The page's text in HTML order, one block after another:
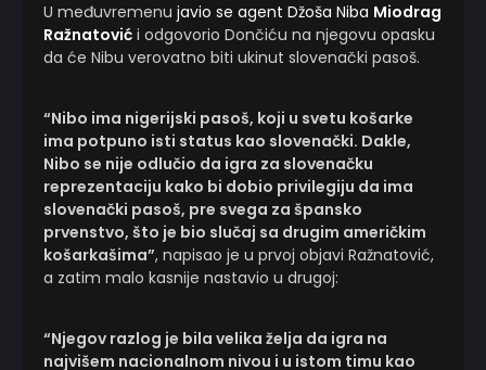
U međuvremenu javio se agent Džoša Niba Miodrag
Ražnatović i odgovorio Dončiću na njegovu opasku
da će Nibu verovatno biti ukinut slovenački pasoš.
“Nibo ima nigerijski pasoš, koji u svetu košarke
ima potpuno isti status kao slovenački. Dakle,
Nibo se nije odlučio da igra za slovenačku
reprezentaciju kako bi dobio privilegiju da ima
slovenački pasoš, pre svega za špansko
prvenstvo, što je bio slučaj sa drugim američkim
košarkašima”, napisao je u prvoj objavi Ražnatović,
a zatim malo kasnije nastavio u drugoj:
“Njegov razlog je bila velika želja da igra na
najvišem nacionalnom nivou i u istom timu kao